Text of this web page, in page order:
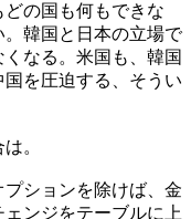
の国も何もできな
韓国と日本の立場で
なる。米国も、韓国
を圧迫する、そうい
。
プションを除けば、金
ンジをテーブルに上